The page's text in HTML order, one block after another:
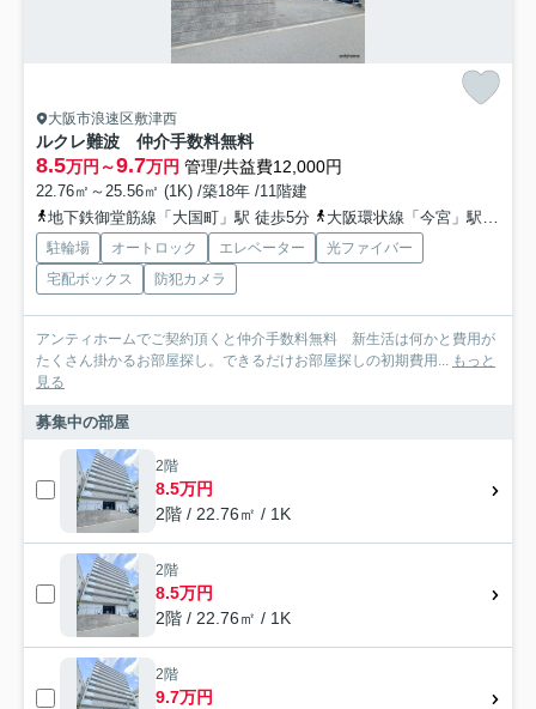
大阪市浪速区敷津西
ルクレ難波 仲介手数料無料
8.5万円～9.7万円 管理/共益費12,000円
22.76㎡～25.56㎡ (1K) /築18年 /11階建
地下鉄御堂筋線「大国町」駅 徒歩5分
大阪環状線「今宮」駅 徒歩10分
駐輪場 オートロック エレベーター
光ファイバー
宅配ボックス
防犯カメラ
アンティホームでご契約頂くと仲介手数料無料 新生活は何かと費用が
たくさん掛かるお部屋探し。できるだけお部屋探しの初期費用...
もっと
見る
募集中の部屋
2階
8.5万円
2階 / 22.76㎡ / 1K
2階
8.5万円
2階 / 22.76㎡ / 1K
2階
9.7万円